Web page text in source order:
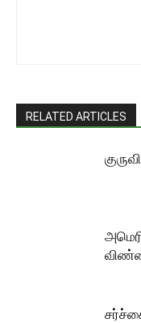
RELATED ARTICLES